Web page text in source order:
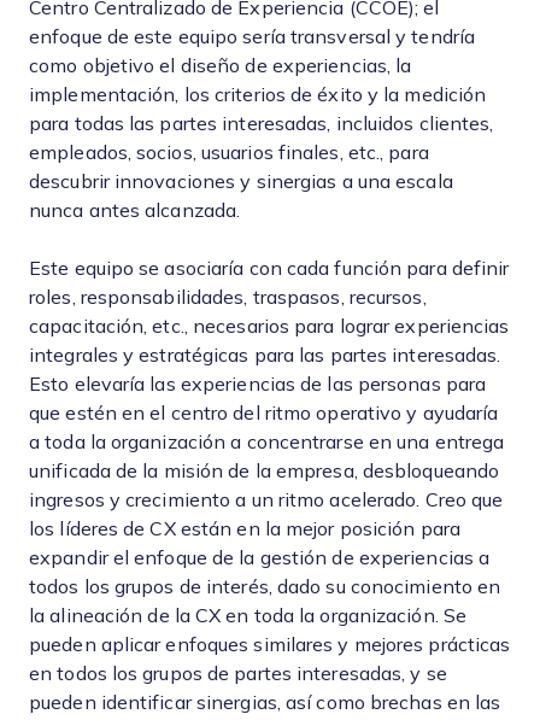
Centro Centralizado de Experiencia (CCOE); el
enfoque de este equipo sería transversal y tendría
como objetivo el diseño de experiencias, la
implementación, los criterios de éxito y la medición
para todas las partes interesadas, incluidos clientes,
empleados, socios, usuarios finales, etc., para
descubrir innovaciones y sinergias a una escala
nunca antes alcanzada.
Este equipo se asociaría con cada función para definir
roles, responsabilidades, traspasos, recursos,
capacitación, etc., necesarios para lograr experiencias
integrales y estratégicas para las partes interesadas.
Esto elevaría las experiencias de las personas para
que estén en el centro del ritmo operativo y ayudaría
a toda la organización a concentrarse en una entrega
unificada de la misión de la empresa, desbloqueando
ingresos y crecimiento a un ritmo acelerado. Creo que
los líderes de CX están en la mejor posición para
expandir el enfoque de la gestión de experiencias a
todos los grupos de interés, dado su conocimiento en
la alineación de la CX en toda la organización. Se
pueden aplicar enfoques similares y mejores prácticas
en todos los grupos de partes interesadas, y se
pueden identificar sinergias, así como brechas en las